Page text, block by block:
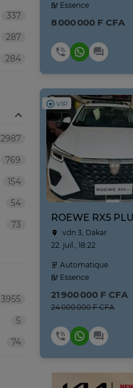
Essence
8 000 000 F CFA
VIP
ROEWE RX5
vdn 3, Dakar
22. juil., 18:22
Automatique
Essence
21 900 000 F CFA
24 000 000 F CFA
3955
5
74
337
287
284
2987
769
154
54
73